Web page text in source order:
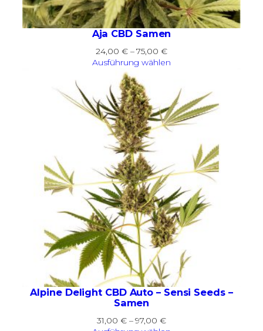
Aja CBD Samen
24,00 € –75,00 €Preisspanne:
24,00 €
Ausführung wählen
Alpine Delight CBD Auto – Sensi Seeds –
Samen
31,00 € –97,00 €Preisspanne: